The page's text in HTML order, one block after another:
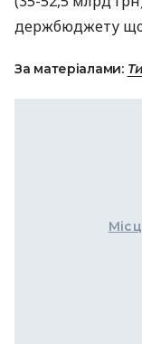
держбюджету
За матеріалами: